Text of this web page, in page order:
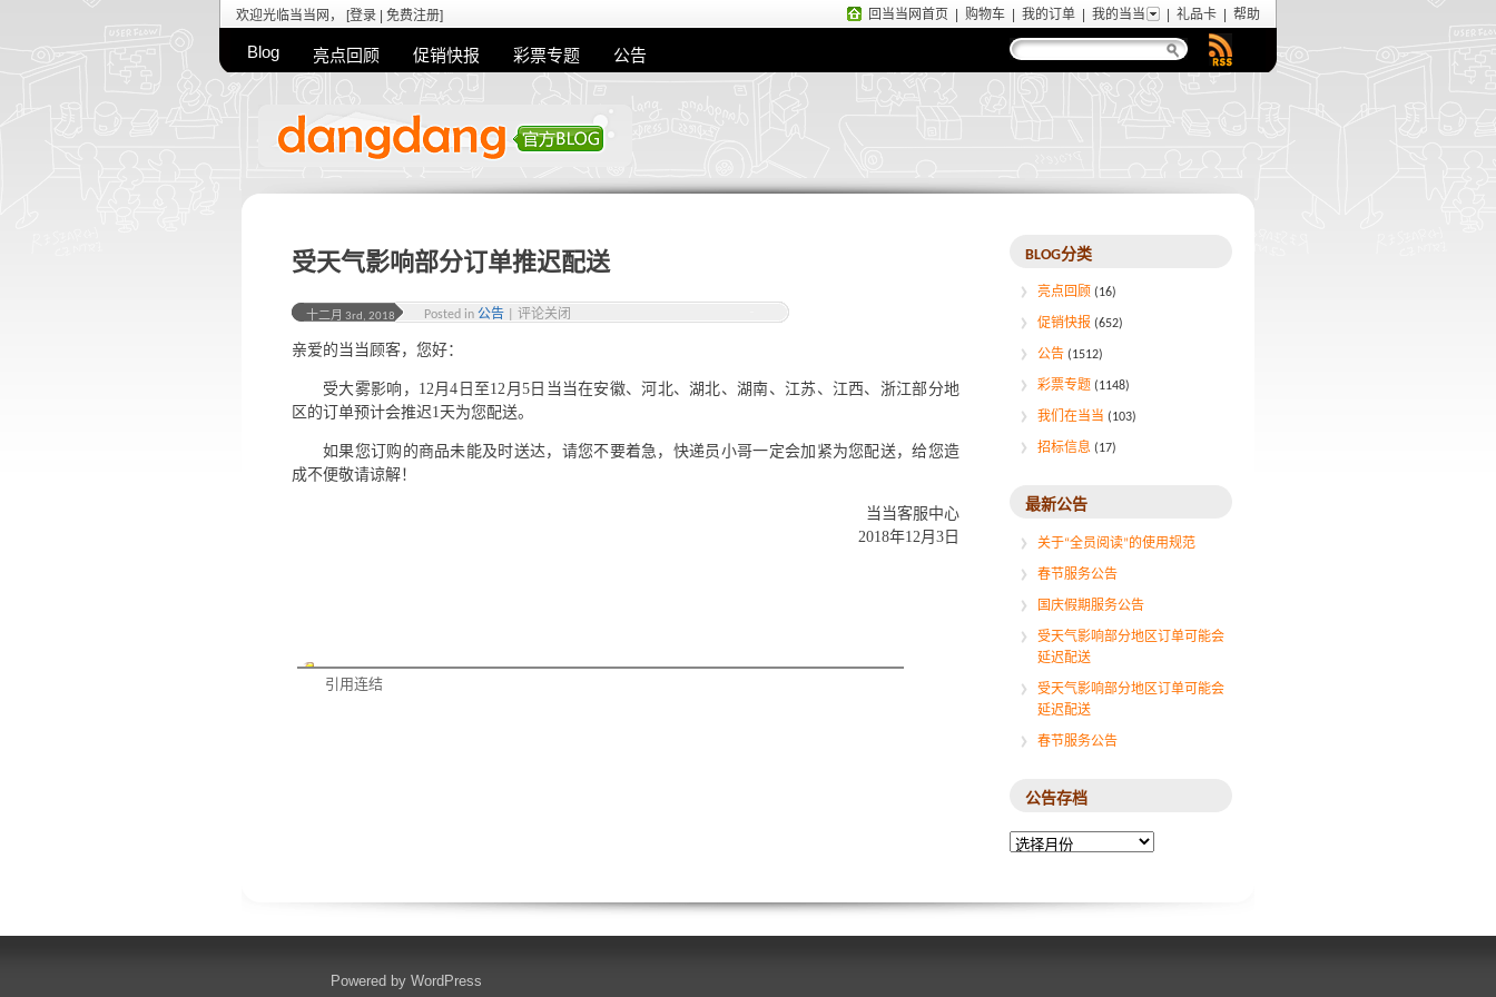
欢迎光临当当网， [登录 免费注册] 回当当网首页 购物车 我的订单 我的当当 礼品卡 帮助
Blog 亮点回顾 促销快报 彩票专题 公告
受天气影响部分订单推迟配送
十二月 3rd, 2018 Posted in 公告 评论关闭
亲爱的当当顾客，您好：
受大雾影响，12月4日至12月5日当当在安徽、河北、湖北、湖南、江苏、江西、浙江部分地
区的订单预计会推迟1天为您配送。
如果您订购的商品未能及时送达，请您不要着急，快递员小哥一定会加紧为您配送，给您造
成不便敬请谅解！
当当客服中心
2018年12月3日
引用连结
BLOG分类
亮点回顾 (16)
促销快报 (652)
公告 (1512)
彩票专题 (1148)
我们在当当 (103)
招标信息 (17)
最新公告
关于“全员阅读”的使用规范
春节服务公告
国庆假期服务公告
受天气影响部分地区订单可能会
延迟配送
受天气影响部分地区订单可能会
延迟配送
春节服务公告
公告存档
Powered by WordPress